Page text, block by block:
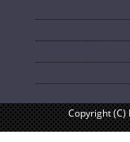
Copyright (C)